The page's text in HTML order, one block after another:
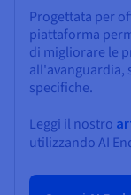
Progettata per
piattaforma
di migliorare le
all'avanguardia,
specifiche.
Leggi il nostro
utilizzando AI